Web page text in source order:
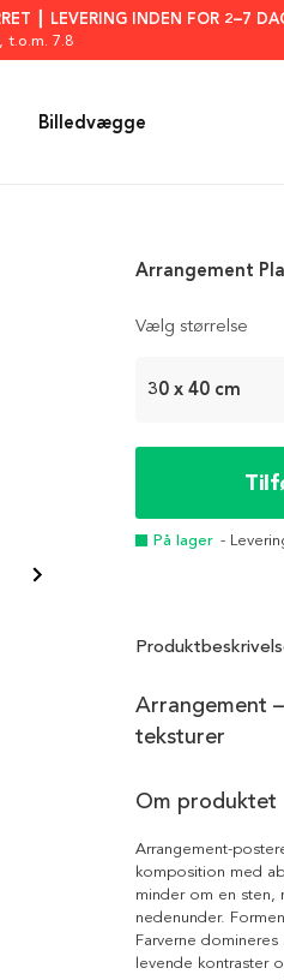
┃ LEVERING INDEN FOR 2–7
t.o.m. 7.8
Billedvægge
Vælg størrelse
30 x 40 cm
På lager -
Arrangement
Arrangement
teksturer
Om produktet
Arrangement-
komposition med
minder om en sten,
nedenunder.
Farverne
levende kontraster